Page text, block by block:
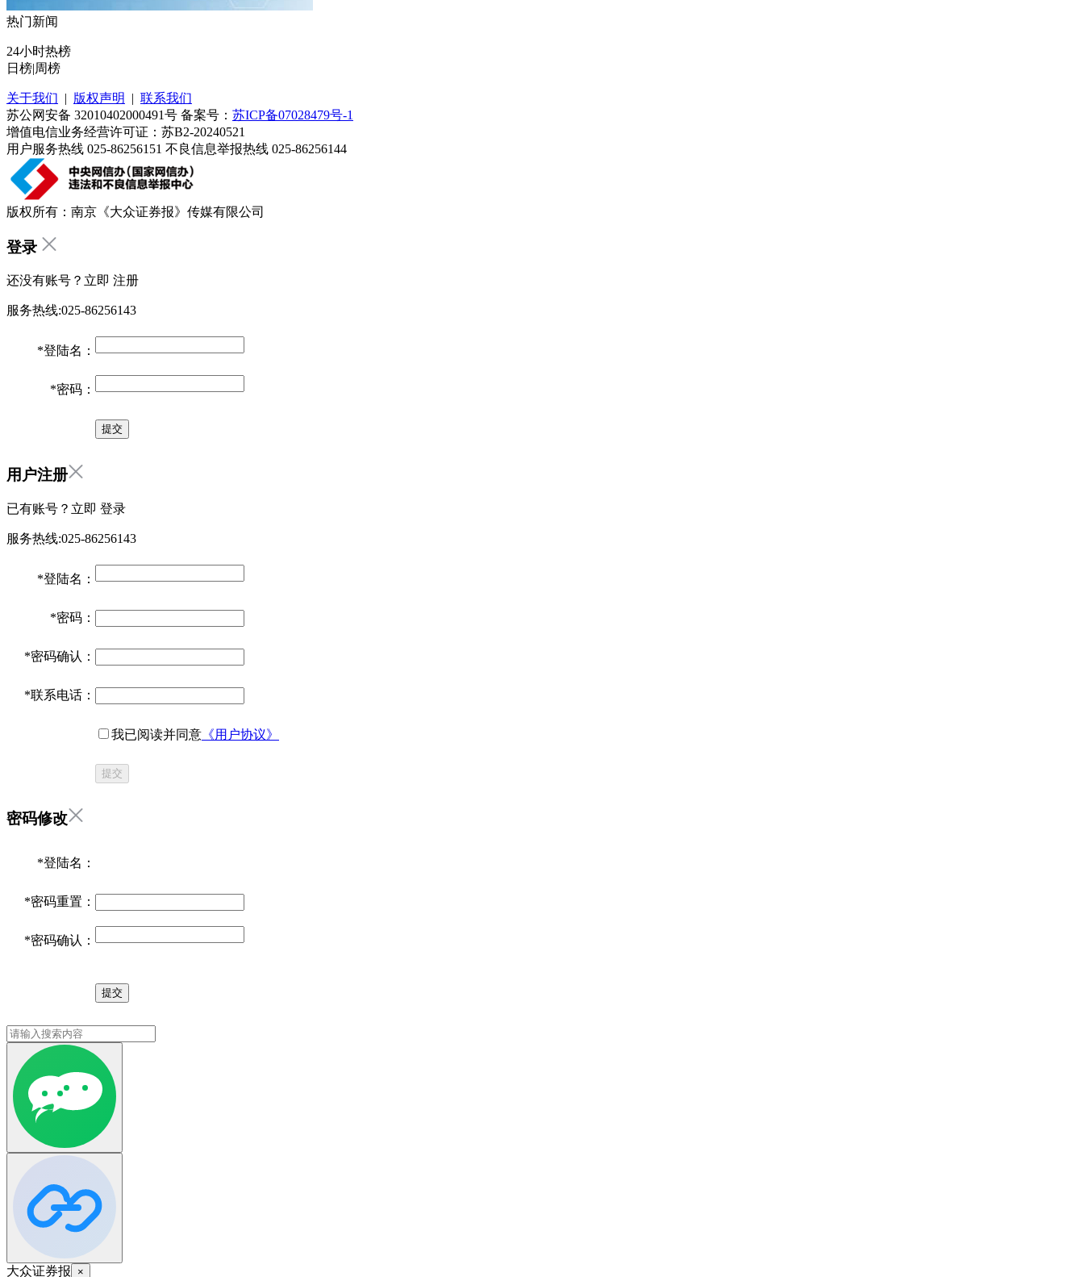
热门新闻
24小时热榜
日榜|周榜
关于我们 | 版权声明 | 联系我们
苏公网安备 32010402000491号 备案号： 苏ICP备07028479号-1
增值电信业务经营许可证：苏B2-20240521
用户服务热线 025-86256151 不良信息举报热线 025-86256144
版权所有：南京《大众证券报》传媒有限公司
登录
还没有账号？立即 注册
服务热线:025-86256143
*登陆名：
*密码：
用户注册
已有账号？立即 登录
服务热线:025-86256143
*登陆名：
*密码：
*密码确认：
*联系电话：
我已阅读并同意 《用户协议》
提交
密码修改
*登陆名：
*密码重置：
*密码确认：
大众证券报 ×